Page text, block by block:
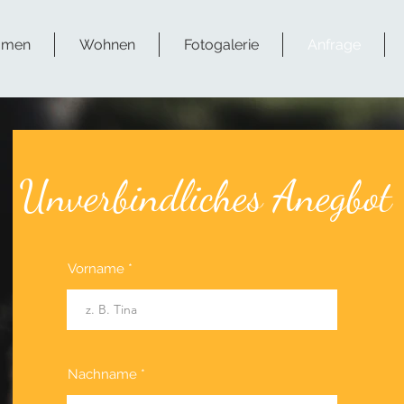
Wohnen Fotogalerie Anfrage
Unverbindliches Anegbot
Vorname
Nachname